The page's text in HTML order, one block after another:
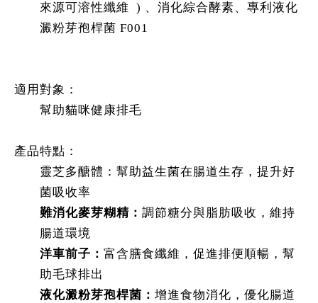
來源可溶性纖維 ) 、消化綜合酵素、專利液化
澱粉芽孢桿菌 F001
適用對象：
幫助貓咪健康排毛
產品特點：
靈芝多醣體：幫助益生菌在腸道生存，提升好
菌吸收率
難消化麥芽糊精： 調節糖分與脂肪吸收，維持
腸道環境
洋車前子： 富含膳食纖維，促進排便順暢，幫
助毛球排出
液化澱粉芽孢桿菌： 增進食物消化，優化腸道